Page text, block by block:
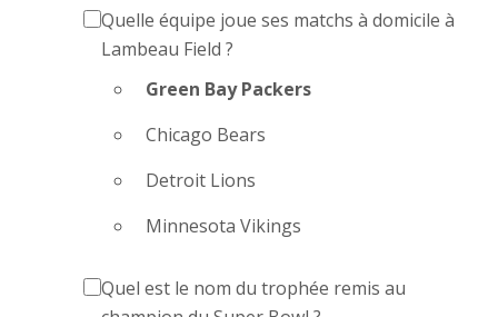
Quelle équipe joue ses matchs à domicile à
Lambeau Field ?
Green Bay Packers
Chicago Bears
Detroit Lions
Minnesota Vikings
Quel est le nom du trophée remis au